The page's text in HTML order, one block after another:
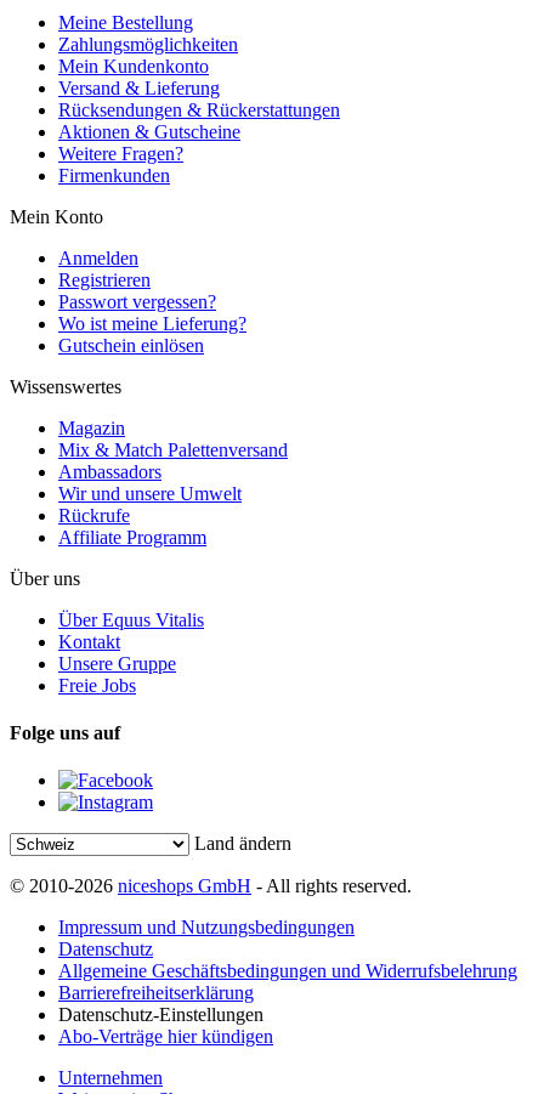
Meine Bestellung
Zahlungsmöglichkeiten
Mein Kundenkonto
Versand & Lieferung
Rücksendungen & Rückerstattungen
Aktionen & Gutscheine
Weitere Fragen?
Firmenkunden
Mein Konto
Anmelden
Registrieren
Passwort vergessen?
Wo ist meine Lieferung?
Gutschein einlösen
Wissenswertes
Magazin
Mix & Match Palettenversand
Ambassadors
Wir und unsere Umwelt
Rückrufe
Affiliate Programm
Über uns
Über Equus Vitalis
Kontakt
Unsere Gruppe
Freie Jobs
Folge uns auf
Land ändern
© 2010-2026 niceshops GmbH - All rights reserved.
Impressum und Nutzungsbedingungen
Datenschutz
Allgemeine Geschäftsbedingungen und Widerrufsbelehrung
Barrierefreiheitserklärung
Datenschutz-Einstellungen
Abo-Verträge hier kündigen
Unternehmen